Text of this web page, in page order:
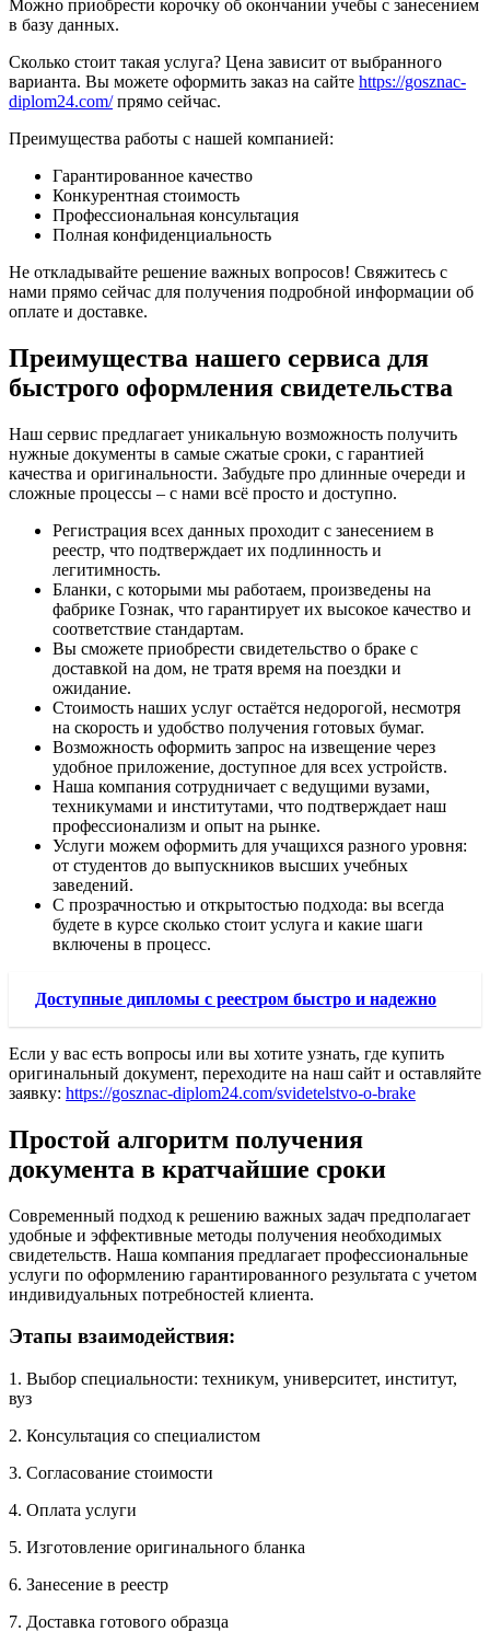
Можно приобрести корочку об окончании учебы с занесением
в базу данных.
Сколько стоит такая услуга? Цена зависит от выбранного
варианта. Вы можете оформить заказ на сайте https://gosznac-
diplom24.com/прямо сейчас.
Преимущества работы с нашей компанией:
Гарантированное качество
Конкурентная стоимость
Профессиональная консультация
Полная конфиденциальность
Не откладывайте решение важных вопросов! Свяжитесь с
нами прямо сейчас для получения подробной информации об
оплате и доставке.
Преимущества нашего сервиса для
быстрого оформления свидетельства
Наш сервис предлагает уникальную возможность получить
нужные документы в самые сжатые сроки, с гарантией
качества и оригинальности. Забудьте про длинные очереди и
сложные процессы – с нами всё просто и доступно.
Регистрация всех данных проходит с занесением в
реестр, что подтверждает их подлинность и
легитимность.
Бланки, с которыми мы работаем, произведены на
фабрике Гознак, что гарантирует их высокое качество и
соответствие стандартам.
Вы сможете приобрести свидетельство о браке с
доставкой на дом, не тратя время на поездки и
ожидание.
Стоимость наших услуг остаётся недорогой, несмотря
на скорость и удобство получения готовых бумаг.
Возможность оформить запрос на извещение через
удобное приложение, доступное для всех устройств.
Наша компания сотрудничает с ведущими вузами,
техникумами и институтами, что подтверждает наш
профессионализм и опыт на рынке.
Услуги можем оформить для учащихся разного уровня:
от студентов до выпускников высших учебных
заведений.
С прозрачностью и открытостью подхода: вы всегда
будете в курсе сколько стоит услуга и какие шаги
включены в процесс.
Доступные дипломы с реестром быстро и надежно
Если у вас есть вопросы или вы хотите узнать, где купить
оригинальный документ, переходите на наш сайт и оставляйте
заявку: https://gosznac-diplom24.com/svidetelstvo-o-brake
Простой алгоритм получения
документа в кратчайшие сроки
Современный подход к решению важных задач предполагает
удобные и эффективные методы получения необходимых
свидетельств. Наша компания предлагает профессиональные
услуги по оформлению гарантированного результата с учетом
индивидуальных потребностей клиента.
Этапы взаимодействия:
1. Выбор специальности: техникум, университет, институт,
вуз
2. Консультация со специалистом
3. Согласование стоимости
4. Оплата услуги
5. Изготовление оригинального бланка
6. Занесение в реестр
7. Доставка готового образца